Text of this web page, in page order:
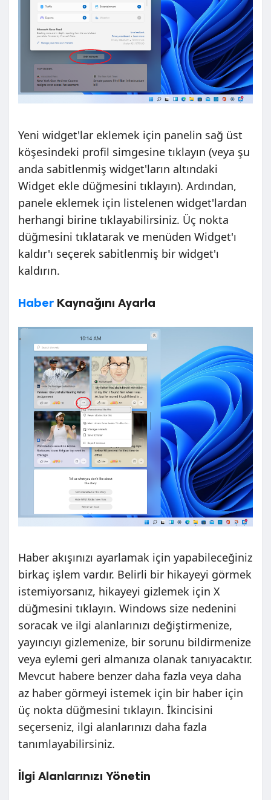
Yeni widget'lar eklemek için panelin sağ üst
köşesindeki profil simgesine tıklayın (veya şu
anda sabitlenmiş widget'ların altındaki
Widget ekle düğmesini tıklayın). Ardından,
panele eklemek için listelenen widget'lardan
herhangi birine tıklayabilirsiniz. Üç nokta
düğmesini tıklatarak ve menüden Widget'ı
kaldır'ı seçerek sabitlenmiş bir widget'ı
kaldırın.
Haber Kaynağını Ayarla
Haber akışınızı ayarlamak için yapabileceğiniz
birkaç işlem vardır. Belirli bir hikayeyi görmek
istemiyorsanız, hikayeyi gizlemek için X
düğmesini tıklayın. Windows size nedenini
soracak ve ilgi alanlarınızı değiştirmenize,
yayıncıyı gizlemenize, bir sorunu bildirmenize
veya eylemi geri almanıza olanak tanıyacaktır.
Mevcut habere benzer daha fazla veya daha
az haber görmeyi istemek için bir haber için
üç nokta düğmesini tıklayın. İkincisini
seçerseniz, ilgi alanlarınızı daha fazla
tanımlayabilirsiniz.
İlgi Alanlarınızı Yönetin